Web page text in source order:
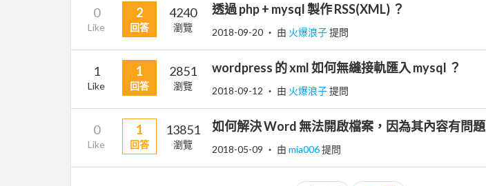
0
Like
2
回答
4240
瀏覽
透過 php + mysql 製作 RSS(XML) ？
2018-09-20 ‧ 由 火爆浪子提問
1
Like
1
回答
2851
瀏覽
wordpress 的 xml 如何無縫接軌匯入 mysql ？
2018-09-12 ‧ 由 火爆浪子提問
0
Like
1
回答
13851
瀏覽
如何解決 Word 無法開啟檔案，因為其內容有問題
2018-05-09 ‧ 由 mia006提問